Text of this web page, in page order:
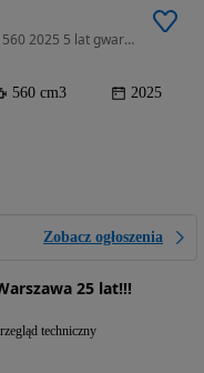
560 cm3 • 45 KM • Yamaha Tmax Tech Max 560 2025 5 lat gwarancja
560 cm3 2025
Zobacz ogłoszenia
25 lat!!!
techniczny